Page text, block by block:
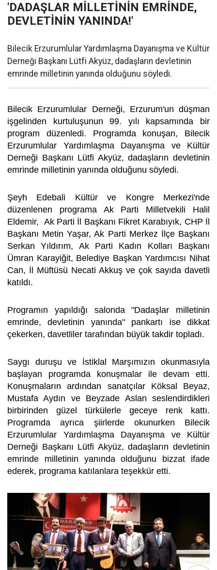
'DADAŞLAR MİLLETİNİN EMRİNDE,
DEVLETİNİN YANINDA!'
Bilecik Erzurumlular Yardımlaşma Dayanışma ve Kültür
Derneği Başkanı Lütfi Akyüz, dadaşların devletinin
emrinde milletinin yanında olduğunu söyledi.
Bilecik Erzurumlular Derneği, Erzurum'un düşman
işgelinden kurtuluşunun 99. yılı kapsamında bir
program düzenledi. Programda konuşan, Bilecik
Erzurumlular Yardımlaşma Dayanışma ve Kültür
Derneği Başkanı Lütfi Akyüz, dadaşların devletinin
emrinde milletinin yanında olduğunu söyledi.
Şeyh Edebali Kültür ve Kongre Merkezi'nde
düzenlenen programa Ak Parti Milletvekili Halil
Eldemir, Ak Parti İl Başkanı Fikret Karabıyık, CHP İl
Başkanı Metin Yaşar, Ak Parti Merkez İlçe Başkanı
Serkan Yıldırım, Ak Parti Kadın Kolları Başkanı
Ümran Karayiğit, Belediye Başkan Yardımcısı Nihat
Can, İl Müftüsü Necati Akkuş ve çok sayıda davetli
katıldı.
Programın yapıldığı salonda "Dadaşlar milletinin
emrinde, devletinin yanında" pankartı ise dikkat
çekerken, davetliler tarafından büyük takdir topladı.
Saygı duruşu ve İstiklal Marşımızın okunmasıyla
başlayan programda konuşmalar ile devam etti.
Konuşmaların ardından sanatçılar Köksal Beyaz,
Mustafa Aydın ve Beyzade Aslan seslendirdikleri
birbirinden güzel türkülerle geceye renk kattı.
Programda ayrıca şiirlerde okunurken Bilecik
Erzurumlular Yardımlaşma Dayanışma ve Kültür
Derneği Başkanı Lütfi Akyüz, dadaşların devletinin
emrinde milletinin yanında olduğunu bizzat ifade
ederek, programa katılanlara teşekkür etti.